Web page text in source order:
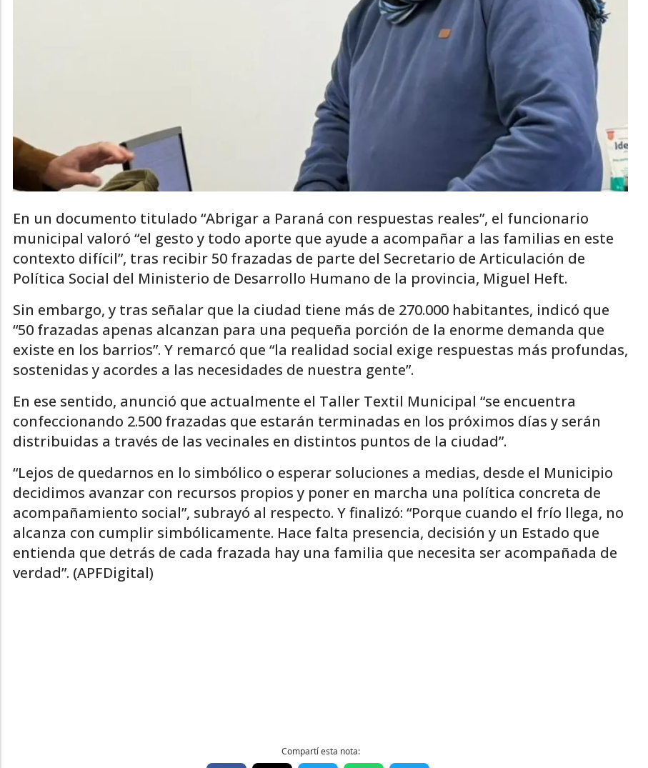
En un documento titulado “Abrigar a Paraná con respuestas reales”, el funcionario
municipal valoró “el gesto y todo aporte que ayude a acompañar a las familias en este
contexto difícil”, tras recibir 50 frazadas de parte del Secretario de Articulación de
Política Social del Ministerio de Desarrollo Humano de la provincia, Miguel Heft.
Sin embargo, y tras señalar que la ciudad tiene más de 270.000 habitantes, indicó que
“50 frazadas apenas alcanzan para una pequeña porción de la enorme demanda que
existe en los barrios”. Y remarcó que “la realidad social exige respuestas más profundas,
sostenidas y acordes a las necesidades de nuestra gente”.
En ese sentido, anunció que actualmente el Taller Textil Municipal “se encuentra
confeccionando 2.500 frazadas que estarán terminadas en los próximos días y serán
distribuidas a través de las vecinales en distintos puntos de la ciudad”.
“Lejos de quedarnos en lo simbólico o esperar soluciones a medias, desde el Municipio
decidimos avanzar con recursos propios y poner en marcha una política concreta de
acompañamiento social”, subrayó al respecto. Y finalizó: “Porque cuando el frío llega, no
alcanza con cumplir simbólicamente. Hace falta presencia, decisión y un Estado que
entienda que detrás de cada frazada hay una familia que necesita ser acompañada de
verdad”. (APFDigital)
Compartí esta nota: